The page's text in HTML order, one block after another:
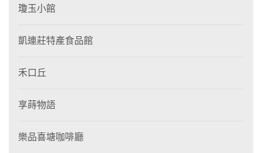
瓊玉小館
凱連莊特產食品館
禾口丘
享蒔物語
樂品喜塘咖啡廳